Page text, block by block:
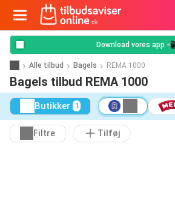
Download vores app 📲
Alle tilbud Bagels REMA 1000
Bagels tilbud REMA 1000
Butikker 1
Filtre Tilføj